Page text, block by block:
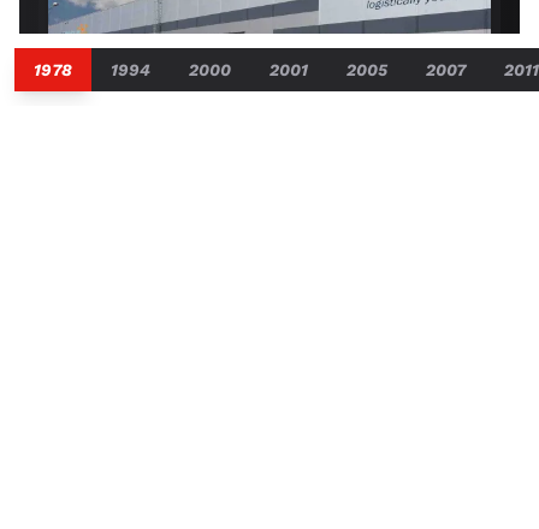
1978 1994 2000 2001 2005 2007 2011